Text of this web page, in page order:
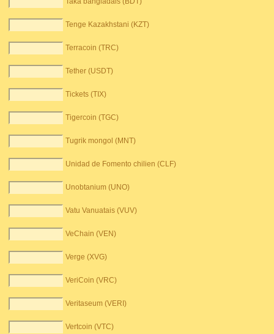
Tenge Kazakhstani (KZT)
Terracoin (TRC)
Tether (USDT)
Tickets (TIX)
Tigercoin (TGC)
Tugrik mongol (MNT)
Unidad de Fomento chilien (CLF)
Unobtanium (UNO)
Vatu Vanuatais (VUV)
VeChain (VEN)
Verge (XVG)
VeriCoin (VRC)
Veritaseum (VERI)
Vertcoin (VTC)